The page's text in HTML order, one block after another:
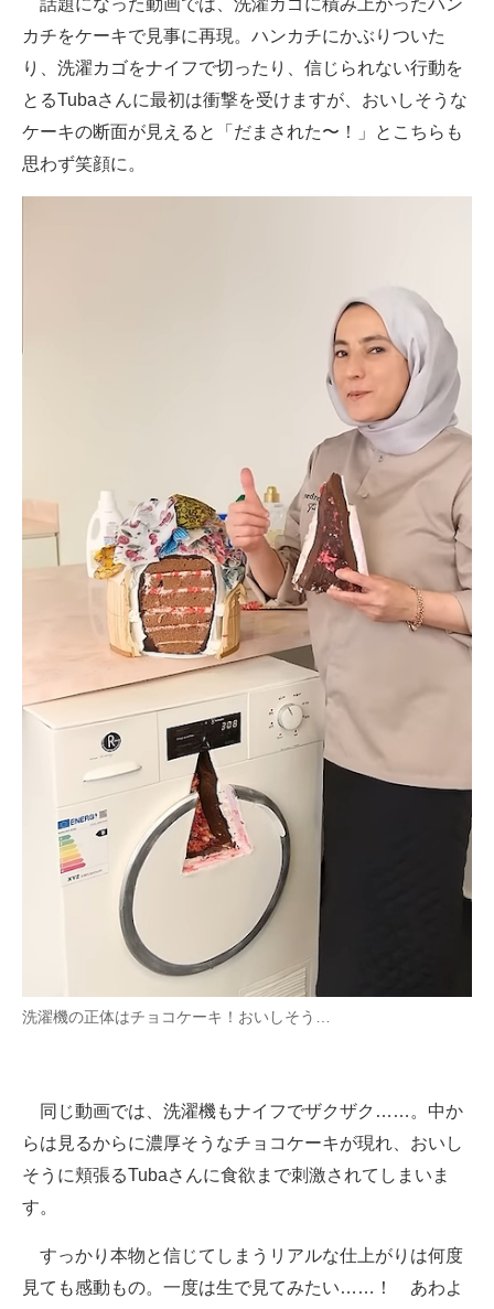
話題になった動画では、洗濯カゴに積み上がったハン
カチをケーキで見事に再現。ハンカチにかぶりついた
り、洗濯カゴをナイフで切ったり、信じられない行動を
とるTubaさんに最初は衝撃を受けますが、おいしそうな
ケーキの断面が見えると「だまされた〜！」とこちらも
思わず笑顔に。
洗濯機の正体はチョコケーキ！おいしそう…
同じ動画では、洗濯機もナイフでザクザク……。中か
らは見るからに濃厚そうなチョコケーキが現れ、おいし
そうに頬張るTubaさんに食欲まで刺激されてしまいま
す。
すっかり本物と信じてしまうリアルな仕上がりは何度
見ても感動もの。一度は生で見てみたい……！ あわよ